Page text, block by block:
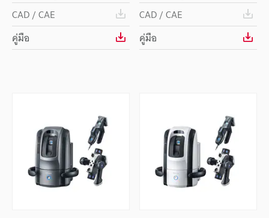
CAD / CAE
คู่มือ
CAD / CAE
คู่มือ